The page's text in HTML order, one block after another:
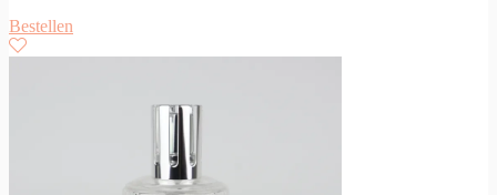
Bestellen